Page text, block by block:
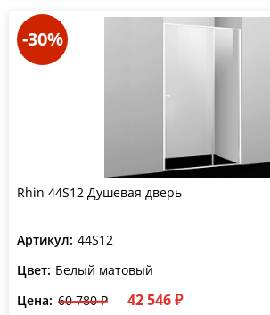
-30%
Rhin 44S12 Душевая дверь
Артикул: 44S12
Цвет: Белый матовый
Цена: 60 780 ₽ 42 546 ₽